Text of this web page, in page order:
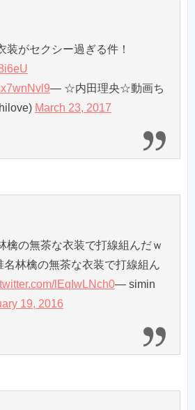
装がセクシー過ぎる件！
— ☆内田理央☆動画ち
March 23, 2017
檎の無茶な衣装で打線組んだｗ
名林檎の無茶な衣装で打線組ん
lEqIwLNch0— simin
19, 2016